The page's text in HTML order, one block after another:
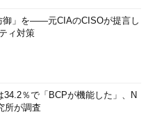
御」を――元CIAのCISOが提言し
ィ対策
34.2％で「BCPが機能した」、N
所が調査